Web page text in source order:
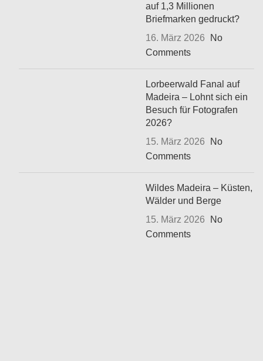
auf 1,3 Millionen
Briefmarken gedruckt?
16. März 2026
No
Comments
Lorbeerwald Fanal auf
Madeira – Lohnt sich ein
Besuch für Fotografen
2026?
15. März 2026
No
Comments
Wildes Madeira – Küsten,
Wälder und Berge
15. März 2026
No
Comments